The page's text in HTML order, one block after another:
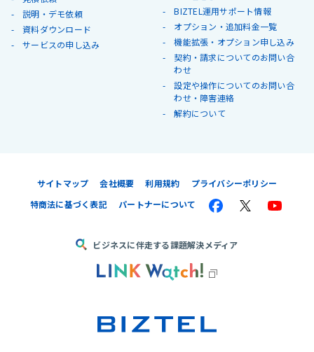
説明・デモ依頼
資料ダウンロード
サービスの申し込み
BIZTEL運用サポート情報
オプション・追加料金一覧
機能拡張・オプション申し込み
契約・請求についてのお問い合
わせ
設定や操作についてのお問い合
わせ・障害連絡
解約について
サイトマップ 会社概要 利用規約
プライバシーポリシー
特商法に基づく表記
パートナーについて
ビジネスに伴走する課題解決メディア